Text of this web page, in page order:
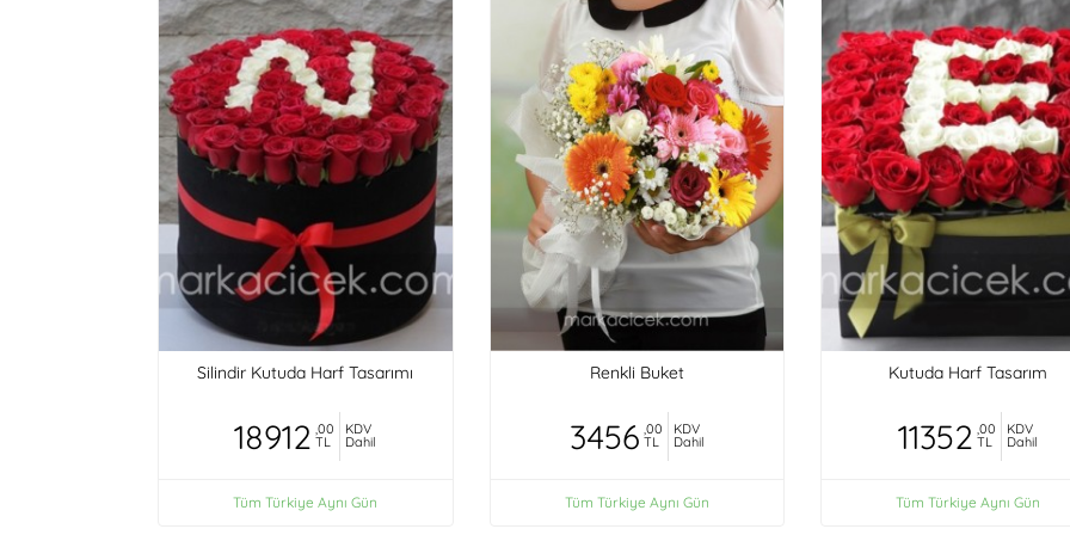
Silindir Kutuda Harf Tasarımı
18912 ,00
TL
KDV
Dahil
Tüm Türkiye Aynı Gün
Renkli Buket
3456 ,00
TL
KDV
Dahil
Tüm Türkiye Aynı Gün
Kutuda Harf Tasarım
11352 ,00
TL
KDV
Dahil
Tüm Türkiye Aynı Gün